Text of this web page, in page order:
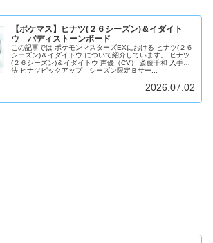
【ポケマス】ヒナツ(２６シーズン)＆イダイト
ウ バディストーンボード
この記事では ポケモンマスターズEXにおける ヒナツ(２６
シーズン)＆イダイトウ について紹介しています。 ヒナツ
(２６シーズン)＆イダイトウ 声優（CV） 斎藤千和 入手方
法 ヒナツピックアップ シーズン限定Ｂサー...
2026.07.02